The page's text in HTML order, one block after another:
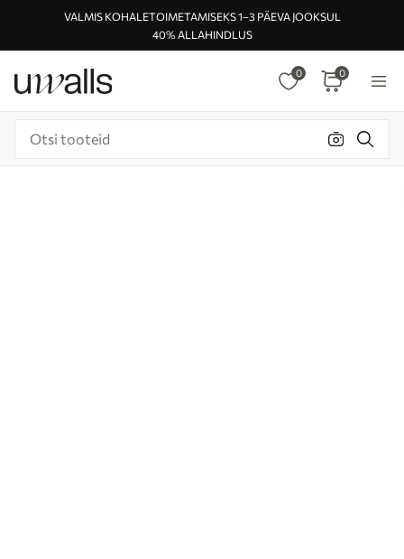
VALMIS KOHALETOIMETAMISEKS 1–3 PÄEVA JOOKSUL
40% ALLAHINDLUS
0 0